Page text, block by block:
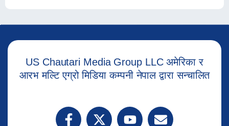
US Chautari Media Group LLC अमेरिका र
आरभ मल्टि एग्रो मिडिया कम्पनी नेपाल द्वारा सन्चालित